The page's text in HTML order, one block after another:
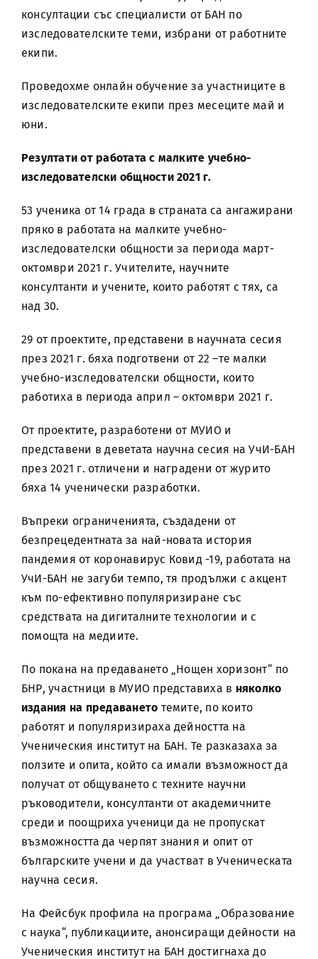
консултации със специалисти от БАН по
изследователските теми, избрани от работните
екипи.
Проведохме онлайн обучение за участниците в
изследователските екипи през месеците май и
юни.
Резултати от работата с малките учебно-
изследователски общности 2021 г.
53 ученика от 14 града в страната са ангажирани
пряко в работата на малките учебно-
изследователски общности за периода март-
октомври 2021 г. Учителите, научните
консултанти и учените, които работят с тях, са
над 30.
29 от проектите, представени в научната сесия
през 2021 г. бяха подготвени от 22 –те малки
учебно-изследователски общности, които
работиха в периода април – октомври 2021 г.
От проектите, разработени от МУИО и
представени в деветата научна сесия на УчИ-БАН
през 2021 г. отличени и наградени от журито
бяха 14 ученически разработки.
Въпреки ограниченията, създадени от
безпрецедентната за най-новата история
пандемия от коронавирус Ковид -19, работата на
УчИ-БАН не загуби темпо, тя продължи с акцент
към по-ефективно популяризиране със
средствата на дигиталните технологии и с
помощта на медиите.
По покана на предаването „Нощен хоризонт“ по
БНР, участници в МУИО представиха в няколко
издания на предаването темите, по които
работят и популяризираха дейността на
Ученическия институт на БАН. Те разказаха за
ползите и опита, който са имали възможност да
получат от общуването с техните научни
ръководители, консултанти от академичните
среди и поощриха ученици да не пропускат
възможността да черпят знания и опит от
българските учени и да участват в Ученическата
научна сесия.
На Фейсбук профила на програма „Образование
с наука“, публикациите, анонсиращи дейности на
Ученическия институт на БАН достигнаха до